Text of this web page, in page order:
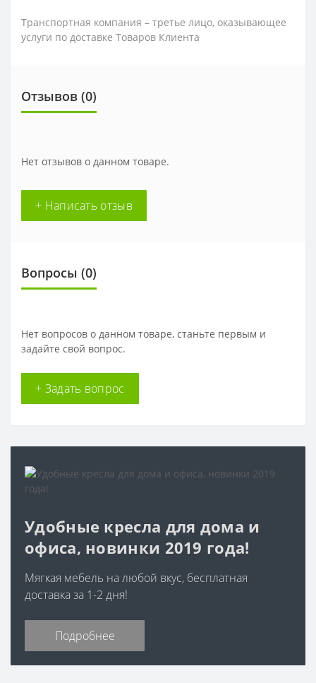
Транспортная компания – третье лицо, оказывающее
услуги по доставке Товаров Клиента
Отзывов (0)
Нет отзывов о данном товаре.
+ Написать отзыв
Вопросы (0)
Нет вопросов о данном товаре, станьте первым и
задайте свой вопрос.
+ Задать вопрос
Удобные кресла для дома и
офиса, новинки 2019 года!
Мягкая мебель на любой вкус, бесплатная
доставка за 1-2 дня!
Подробнее